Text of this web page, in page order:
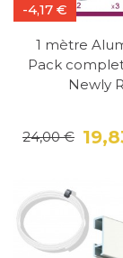
-4,17 €
1 mètre
Pack
Newly
24,00 €